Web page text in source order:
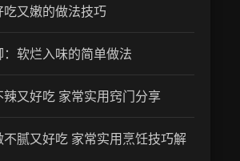
又嫩的做法技巧
软烂入味的简单做法
又好吃 家常实用窍门分享
腻又好吃 家常实用烹饪技巧解